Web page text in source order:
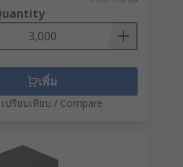
เพิ่ม
เปรียบเทียบ / Compare